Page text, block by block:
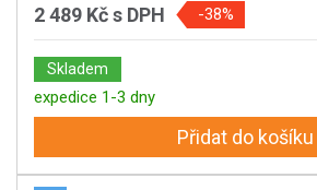
2 489 Kčs DPH -38%
Skladem
expedice 1-3 dny
Přidat do košíku